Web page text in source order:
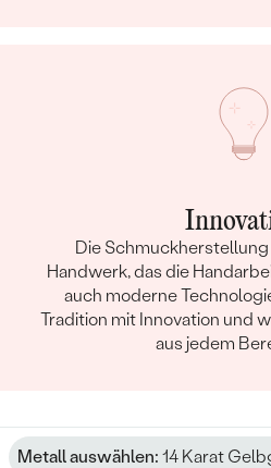
Die
Handwerk, das die
auch moderne
Tradition mit Innovation und
aus jedem
Metall auswählen: 14 Karat